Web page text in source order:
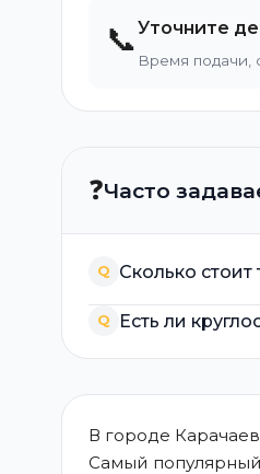
📞Уточните
Время подачи,
❓Часто
Q Сколько стоит
Q Есть ли
В городе
Самый